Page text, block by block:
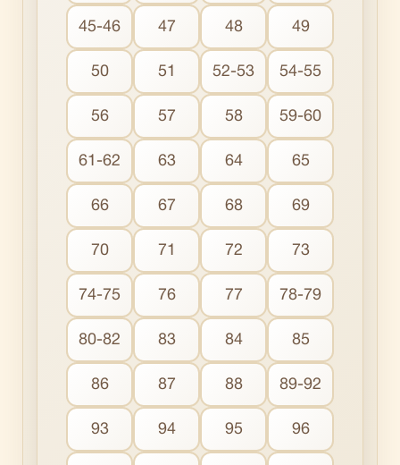
45-46 47 48 49
50 51 52-53 54-55
56 57 58 59-60
61-62 63 64 65
66 67 68 69
70 71 72 73
74-75 76 77 78-79
80-82 83 84 85
86 87 88 89-92
93 94 95 96